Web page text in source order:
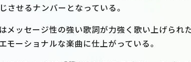
させるナンバーとなっている。
メッセージ性の強い歌詞が力強く歌い上げられ
モーショナルな楽曲に仕上がっている。